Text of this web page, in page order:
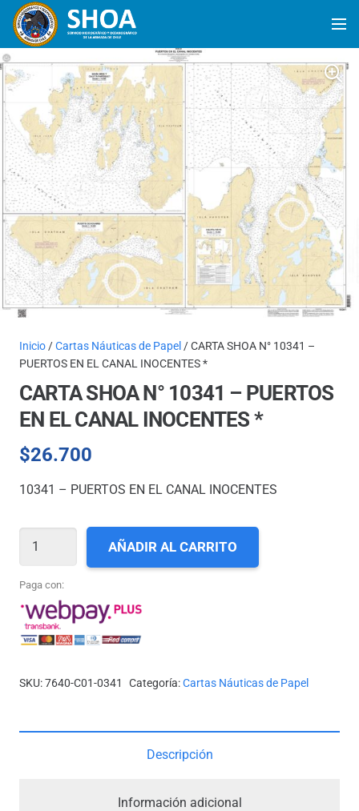
Inicio/Cartas Náuticas de Papel / CARTA SHOA N° 10341 –
PUERTOS EN EL CANAL INOCENTES *
CARTA SHOA N° 10341 – PUERTOS
EN EL CANAL INOCENTES *
$26.700
10341 – PUERTOS EN EL CANAL INOCENTES
CARTA
N°
10341
PUERTOS
AÑADIR AL CARRITO
Paga con:
SKU:7640-C01-0341 Categoría:Cartas Náuticas de Papel
Descripción
Información adicional